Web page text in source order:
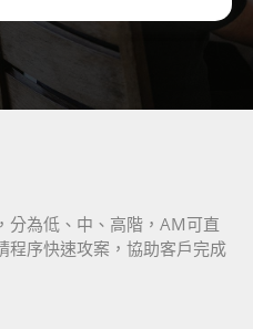
分為低、中、高階，AM可直
程序快速攻案，協助客戶完成